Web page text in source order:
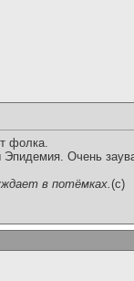
фолка.
Эпидемия. Очень
в потёмках.(c)